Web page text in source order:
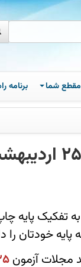
مقطع شما برنامه
مجلات متوسطه 2،
خودتان را
مجلات آزمون25